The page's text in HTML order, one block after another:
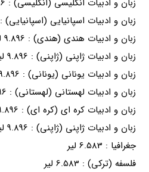
زبان و ادبیات انگلیسی (انگلیسی) : 9.896 لیر
زبان و ادبیات اسپانیایی (اسپانیایی) :9.896 لیر
زبان و ادبیات هندی (هندی) : 9.896 لیر
زبان و ادبیات ژاپنی (ژاپنی) : 9.896 لیر
زبان و ادبیات یونانی (یونانی) : 9.896 لیر
زبان و ادبیات لهستانی (لهستانی) : 9.896 لیر
زبان و ادبیات کره ای (کره ای) : 9.896 لیر
زبان و ادبیات ژاپنی (ژاپنی) : 9.896 لیر
جغرافیا : 6.583 لیر
فلسفه (ترکی) : 6.583 لیر